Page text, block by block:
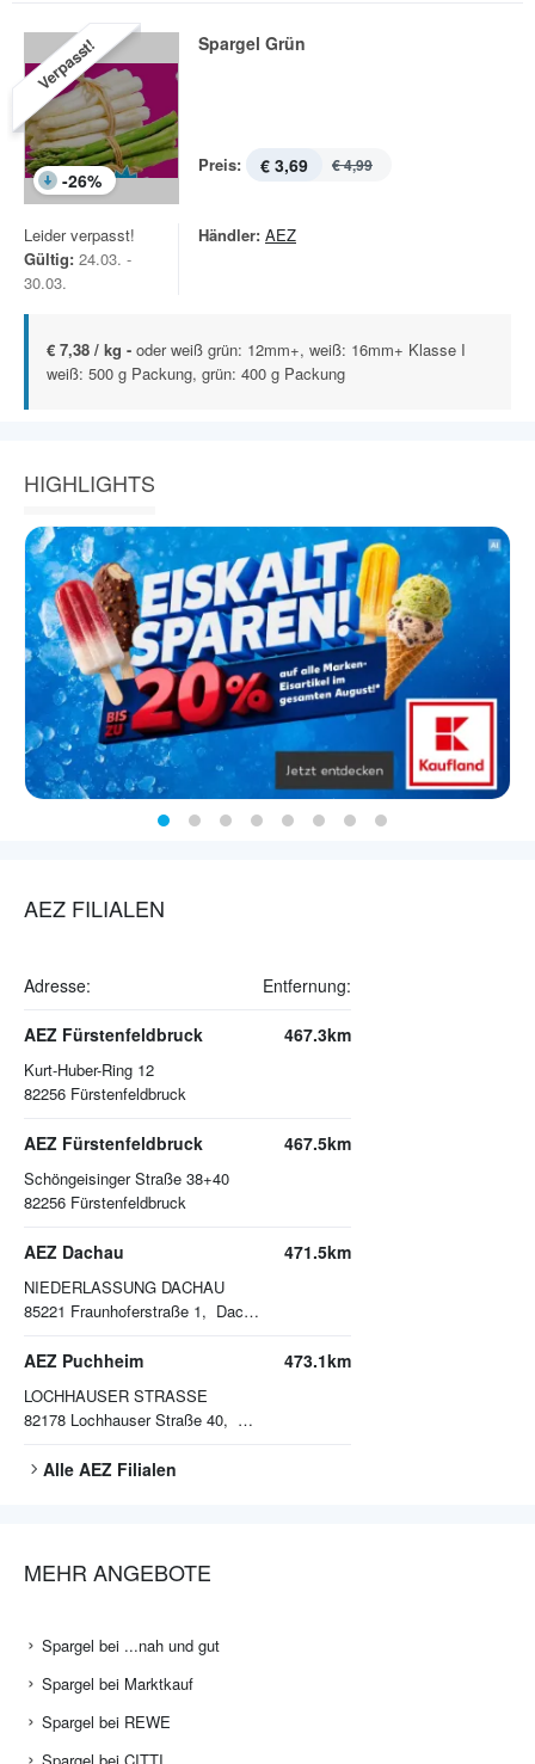
Verpasst!
-26%
Spargel Grün
Preis: € 3,69 € 4,99
Leider verpasst!
Gültig: 24.03. -
30.03.
Händler: AEZ
€ 7,38 / kg - oder weiß grün: 12mm+, weiß: 16mm+ Klasse I
weiß: 500 g Packung, grün: 400 g Packung
HIGHLIGHTS
AEZ FILIALEN
Adresse: Entfernung:
AEZ Fürstenfeldbruck
Kurt-Huber-Ring 12
82256 Fürstenfeldbruck
467.3km
AEZ Fürstenfeldbruck
Schöngeisinger Straße 38+40
82256 Fürstenfeldbruck
467.5km
AEZ Dachau
NIEDERLASSUNG DACHAU
85221 Fraunhoferstraße 1, Dachau
471.5km
AEZ Puchheim
LOCHHAUSER STRASSE
82178 Lochhauser Straße 40, Puchheim
473.1km
Alle AEZ Filialen
MEHR ANGEBOTE
Spargel bei ...nah und gut
Spargel bei Marktkauf
Spargel bei REWE